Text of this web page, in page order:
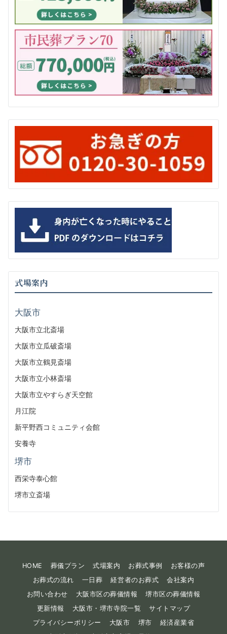
式場案内
大阪市
大阪市立北斎場
大阪市立瓜破斎場
大阪市立鶴見斎場
大阪市立小林斎場
大阪市立やすらぎ天空館
月江院
新平野西コミュニティ会館
安養寺
堺市
西栄寺泰心館
堺市立斎場
HOME 葬儀プラン 式場案内 お葬式事例
お客様の声
お葬式の流れ
一日葬 経営者のお葬式
会社案内
お問い合わせ
大阪市区の葬儀情報
堺市区の葬儀情報
更新情報
大阪市・堺市寺院一覧
サイトマップ
プライバシーポリシー
大阪市 堺市
経済産業省